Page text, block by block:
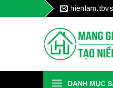
to
DANH MỤC